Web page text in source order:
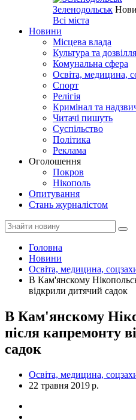
Зеленодольськ
Всі міста
Новини
Місцева влада
Культура та дозвілля
Комунальна сфера
Освіта, медицина,
Спорт
Релігія
Кримінал та
Читачі пишуть
Суспільство
Політика
Реклама
Оголошення
Покров
Нікополь
Опитування
Стань журналістом
Головна
Новини
Освіта, медицина,
В Кам'янскому
відкрили дитячий садок
В Кам'янскому
після капремонту
садок
Освіта, медицина,
22 травня 2019 р.